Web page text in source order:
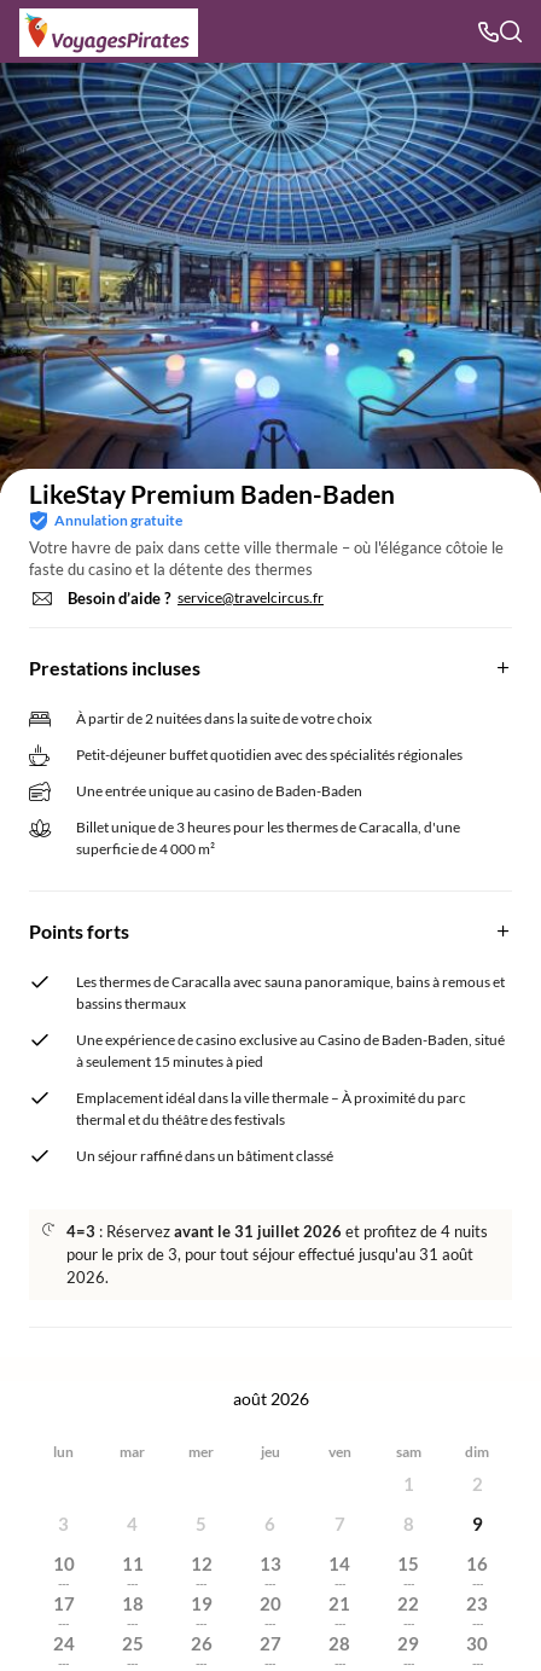
Voir sur la carte
LikeStay Premium Baden-Baden
Annulation gratuite
Votre havre de paix dans cette ville thermale – où l'élégance côtoie le
faste du casino et la détente des thermes
Besoin d’aide ? service@travelcircus.fr
Prestations incluses
À partir de 2 nuitées dans la suite de votre choix
Petit-déjeuner buffet quotidien avec des spécialités régionales
Une entrée unique au casino de Baden-Baden
Billet unique de 3 heures pour les thermes de Caracalla, d'une
superficie de 4 000 m²
Points forts
Les thermes de Caracalla avec sauna panoramique, bains à remous et
bassins thermaux
Une expérience de casino exclusive au Casino de Baden-Baden, situé
à seulement 15 minutes à pied
Emplacement idéal dans la ville thermale – À proximité du parc
thermal et du théâtre des festivals
Un séjour raffiné dans un bâtiment classé
4=3 : Réservezavant le 31 juillet 2026 et profitez de 4 nuits
pour le prix de 3, pour tout séjour effectué jusqu'au 31 août
2026.
août 2026
lun mar mer jeu ven sam dim
1
2
3
4 5 6 7 8
9
10
---
11
---
12
---
13
---
14
---
15
---
16
---
17
---
18
---
19
---
20
---
21
---
22
---
23
---
24
---
25
---
26
---
27
---
28
---
29
---
30
---